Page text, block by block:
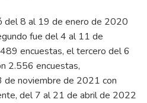
del 8 al 19 de enero de 2020
fue del 4 al 11 de
encuestas, el tercero del 6
2.556 encuestas,
noviembre de 2021 con
del 7 al 21 de abril de 2022